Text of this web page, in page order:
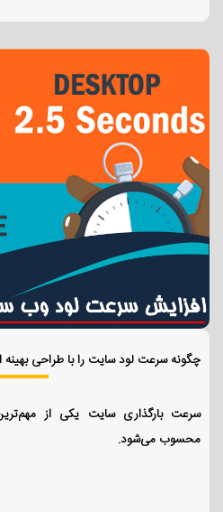
چگونه سرعت لود سایت را با طراحی بهینه
سرعت بارگذاری سایت یکی از
محسوب می‌شود.